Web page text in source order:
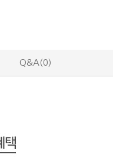
Q&A(0)